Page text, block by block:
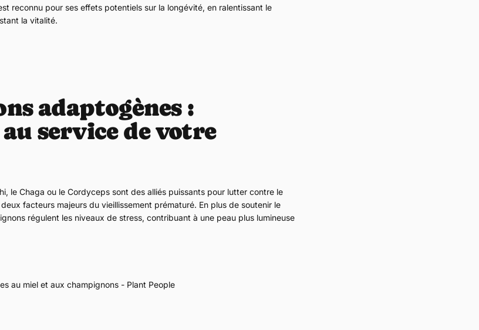
reconnu pour ses effets potentiels sur la longévité, en ralentissant le
la vitalité.
adaptogènes:
service de votre
le Chaga ou le Cordyceps sont des alliés puissants pour lutter contre le
facteurs majeurs du vieillissement prématuré. En plus de soutenir le
régulent les niveaux de stress, contribuant à une peau plus lumineuse
au miel et aux champignons - Plant People